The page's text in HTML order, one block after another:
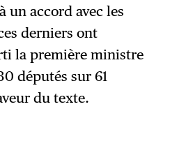
un accord avec les
derniers ont
la première ministre
députés sur 61
du texte.